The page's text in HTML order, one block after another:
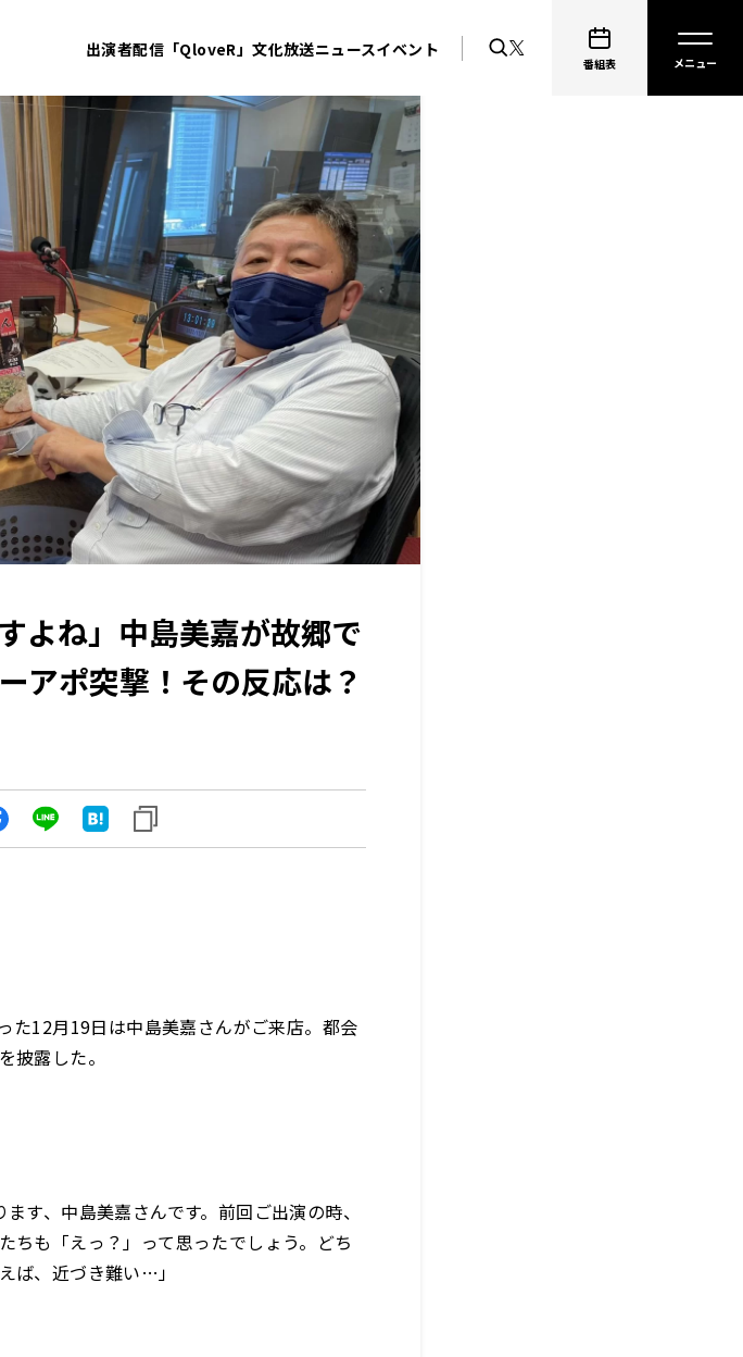
出演者配信「QloveR」文化放送ニュースイベント
番組表
よね」中島美嘉が故郷で
アポ突撃！その反応は？
た12月19日は中島美嘉さんがご来店。都会
披露した。
す、中島美嘉さんです。前回ご出演の時、
ちも「えっ？」って思ったでしょう。どち
ば、近づき難い…」